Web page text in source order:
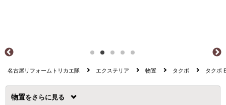
名古屋リフォームトリカエ隊 エクステリア 物置 タクボ タクボ
物置を